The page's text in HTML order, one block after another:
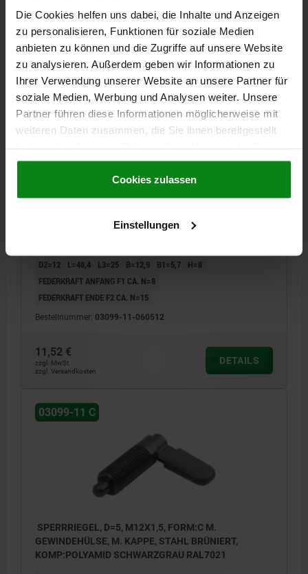
Die Cookies helfen uns dabei, die Inhalte und Anzeigen
zu personalisieren, Funktionen für soziale Medien
anbieten zu können und die Zugriffe auf unsere Website
zu analysieren. Außerdem geben wir Informationen zu
Ihrer Verwendung unserer Website an unsere Partner für
soziale Medien, Werbung und Analysen weiter. Unsere
Partner führen diese Informationen möglicherweise mit
weiteren Daten zusammen, die Sie ihnen bereitgestellt
gesammelt haben.Cookie Richtlinien
Datenschutz|AGB
Cookies zulassen
Einstellungen
03099-11 C
SPERRRIEGEL, D=5, M12, FORM:C M.
GEWINDEHÜLSE, M. KAPPE, STAHL BRÜNIERT,
FORM=C
D2=12
L=48,4 L3=25 B=12,9 B1=5,7
H=8
FEDERKRAFT ANFANG F1 CA. N=8
FEDERKRAFT ENDE F2 CA. N=15
Bestellnummer: 03099-11-060512
11,52 €
zzgl. MwSt.
zzgl. Versandkosten
DETAILS
03099-11 C
SPERRRIEGEL, D=5, M12X1,5, FORM:C M.
GEWINDEHÜLSE, M. KAPPE, STAHL BRÜNIERT,
KOMP:POLYAMID SCHWARZGRAU RAL7021